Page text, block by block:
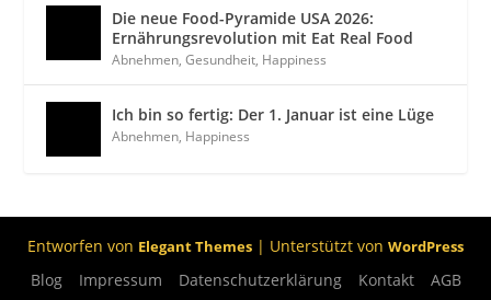
Die neue Food-Pyramide USA 2026:
Ernährungsrevolution mit Eat Real Food
Abnehmen,Gesundheit, Happiness
Ich bin so fertig: Der 1. Januar ist eine Lüge
Abnehmen, Happiness
Entworfen von Elegant Themes | Unterstützt von WordPress
Blog Impressum Datenschutzerklärung Kontakt AGB